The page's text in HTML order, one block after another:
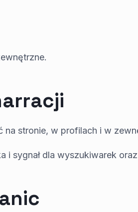
stronie, w profilach i w
i sygnał dla wyszukiwarek